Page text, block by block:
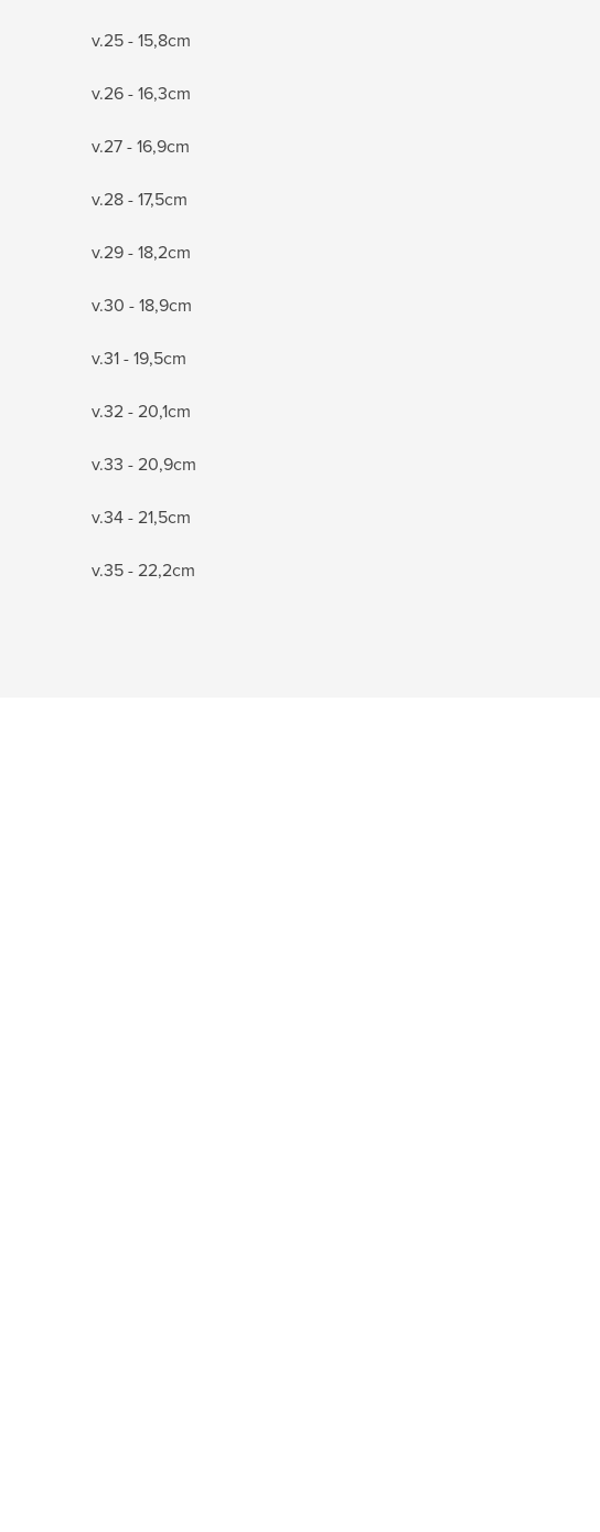
v.25 - 15,8cm
v.26 - 16,3cm
v.27 - 16,9cm
v.28 - 17,5cm
v.29 - 18,2cm
v.30 - 18,9cm
v.31 - 19,5cm
v.32 - 20,1cm
v.33 - 20,9cm
v.34 - 21,5cm
v.35 - 22,2cm